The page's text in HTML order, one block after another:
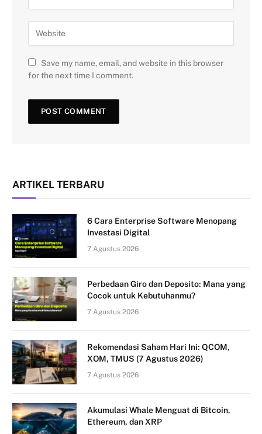
Save my name, email, and website in this browser
for the next time I comment.
ARTIKEL TERBARU
6 Cara Enterprise Software Menopang
Investasi Digital
7 Agustus 2026
Perbedaan Giro dan Deposito: Mana yang
Cocok untuk Kebutuhanmu?
7 Agustus 2026
Rekomendasi Saham Hari Ini: QCOM,
XOM, TMUS (7 Agustus 2026)
7 Agustus 2026
Akumulasi Whale Menguat di Bitcoin,
Ethereum, dan XRP